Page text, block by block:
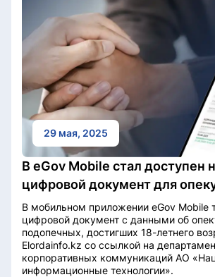
29 мая, 2025
В eGov Mobile стал доступен
цифровой документ для
В мобильном приложении eGov Mobile
цифровой документ с данными об
подопечных, достигших 18-летнего
Elordainfo.kz со ссылкой на
корпоративных коммуникаций АО
информационные технологии».